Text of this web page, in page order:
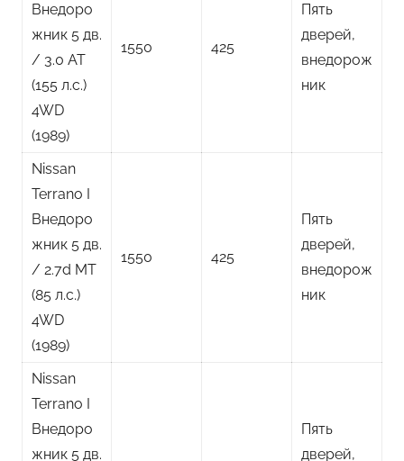
Внедоро
жник 5 дв.
/ 3.0 AT
(155 л.с.)
4WD
(1989)
1550 425
Пять
дверей,
внедорож
ник
Nissan
Terrano I
Внедоро
жник 5 дв.
/ 2.7d MT
(85 л.с.)
4WD
(1989)
1550 425
Пять
дверей,
внедорож
ник
Nissan
Terrano I
Внедоро
жник 5 дв.
Пять
дверей,